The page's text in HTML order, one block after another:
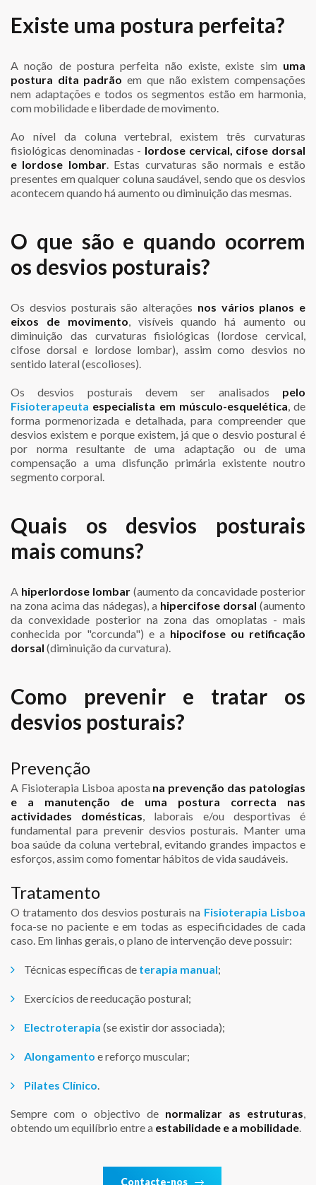
Existe uma postura perfeita?
A noção de postura perfeita não existe, existe sim uma
postura dita padrãoem que não existem compensações
nem adaptações e todos os segmentos estão em harmonia,
com mobilidade e liberdade de movimento.
Ao nível da coluna vertebral, existem três curvaturas
fisiológicas denominadas - lordose cervical, cifose dorsal
e lordose lombar. Estas curvaturas são normais e estão
presentes em qualquer coluna saudável, sendo que os desvios
acontecem quando há aumento ou diminuição das mesmas.
O que são e quando ocorrem
os desvios posturais?
Os desvios posturais são alterações nos vários planos e
eixos de movimento, visíveis quando há aumento ou
diminuição das curvaturas fisiológicas (lordose cervical,
cifose dorsal e lordose lombar), assim como desvios no
sentido lateral (escolioses).
Os desvios posturais devem ser analisados pelo
Fisioterapeuta especialista em músculo-esquelética, de
forma pormenorizada e detalhada, para compreender que
desvios existem e porque existem, já que o desvio postural é
por norma resultante de uma adaptação ou de uma
compensação a uma disfunção primária existente noutro
segmento corporal.
Quais os desvios posturais
mais comuns?
A hiperlordose lombar(aumento da concavidade posterior
na zona acima das nádegas), a hipercifose dorsal (aumento
da convexidade posterior na zona das omoplatas - mais
conhecida por "corcunda") e a hipocifose ou retificação
dorsal (diminuição da curvatura).
Como prevenir e tratar os
desvios posturais?
Prevenção
A Fisioterapia Lisboa aposta na prevenção das patologias
e a manutenção de uma postura correcta nas
actividades domésticas, laborais e/ou desportivas é
fundamental para prevenir desvios posturais. Manter uma
boa saúde da coluna vertebral, evitando grandes impactos e
esforços, assim como fomentar hábitos de vida saudáveis.
Tratamento
O tratamento dos desvios posturais na Fisioterapia Lisboa
foca-se no paciente e em todas as especificidades de cada
caso. Em linhas gerais, o plano de intervenção deve possuir:
Técnicas específicas de terapia manual;
Exercícios de reeducação postural;
Electroterapia (se existir dor associada);
Alongamento e reforço muscular;
Pilates Clínico.
Sempre com o objectivo de normalizar as estruturas,
obtendo um equilíbrio entre a estabilidade e a mobilidade.
Contacte-nos